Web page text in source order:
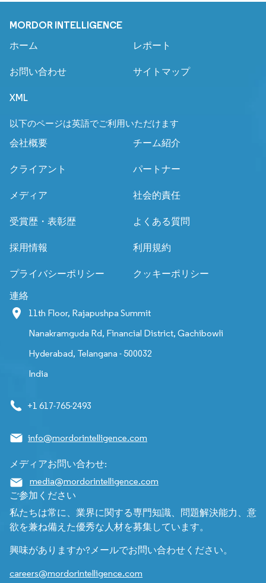
MORDOR INTELLIGENCE
ホーム レポート
お問い合わせ サイトマップ
XML
以下のページは英語でご利用いただけます
会社概要
チーム紹介
クライアント パートナー
メディア 社会的責任
受賞歴・表彰歴 よくある質問
採用情報 利用規約
プライバシーポリシー クッキーポリシー
連絡
11th Floor, Rajapushpa Summit
Nanakramguda Rd, Financial District, Gachibowli
Hyderabad, Telangana - 500032
India
+1 617-765-2493
info@mordorintelligence.com
メディアお問い合わせ:
media@mordorintelligence.com
ご参加ください
私たちは常に、業界に関する専門知識、問題解決能力、意
欲を兼ね備えた優秀な人材を募集しています。
興味がありますか?メールでお問い合わせください。
careers@mordorintelligence.com